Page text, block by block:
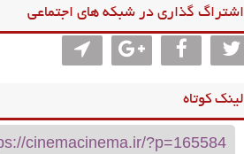
اشتراگ گذاری در شبکه های اجتماعی
لینک کوتاه